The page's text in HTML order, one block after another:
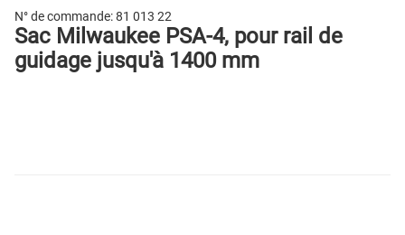
N° de commande:81 013 22
Sac Milwaukee PSA-4, pour rail de
guidage jusqu'à 1400 mm